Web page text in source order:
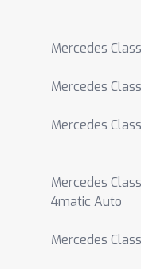
Mercedes
Mercedes
Mercedes
Mercedes
4matic Auto
Mercedes